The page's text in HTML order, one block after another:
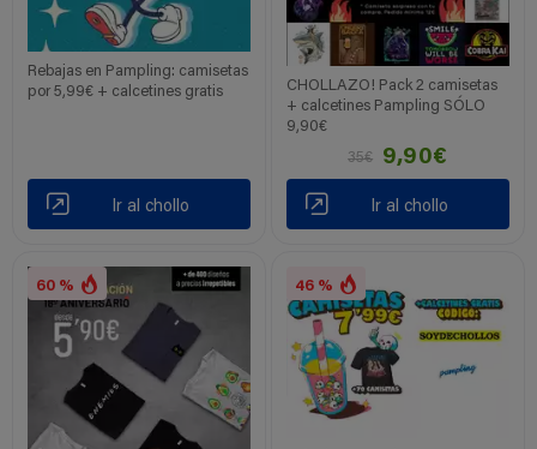
Rebajas en Pampling: camisetas
por 5,99€ + calcetines gratis
Ir al chollo
CHOLLAZO! Pack 2 camisetas
+ calcetines Pampling SÓLO
9,90€
35€
9,90€
Ir al chollo
60 % 46 %